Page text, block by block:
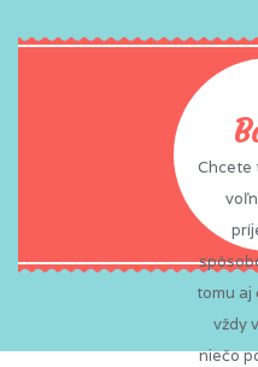
Chcete
tomu aj
vždy
niečo